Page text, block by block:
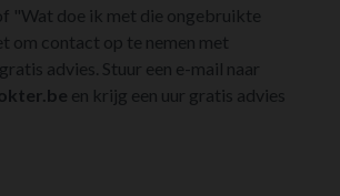
"Wat doe ik met die ongebruikte
om contact op te nemen met
advies. Stuur een e-mail naar
en krijg een uur gratis advies